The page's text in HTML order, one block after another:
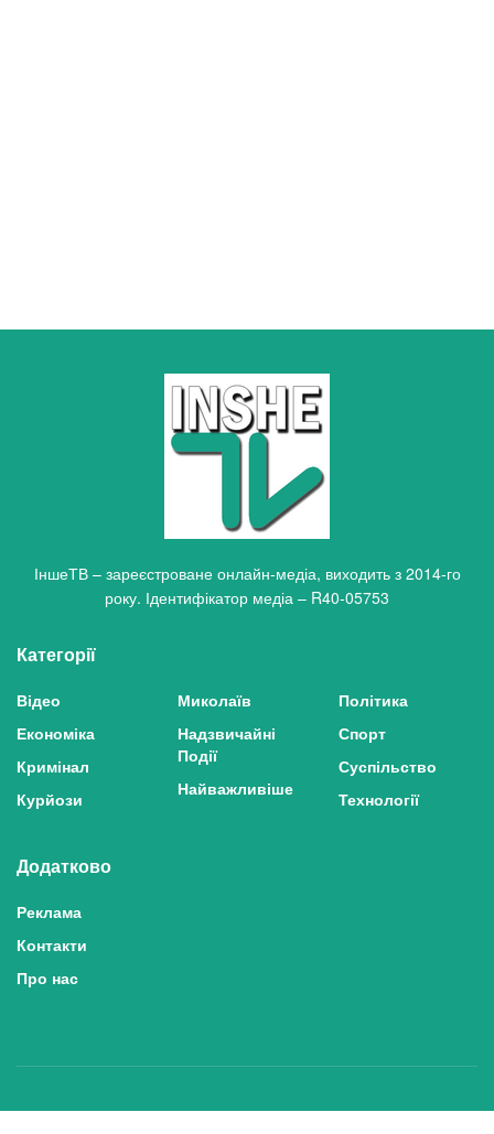
ІншеТВ – зареєстроване онлайн-медіа, виходить з 2014-го
року. Ідентифікатор медіа – R40-05753
Категорії
Відео
Економіка
Кримінал
Курйози
Миколаїв
Надзвичайні
Події
Найважливіше
Політика
Спорт
Суспільство
Технології
Додатково
Реклама
Контакти
Про нас
Політика конфіденційності та захисту персональних даних